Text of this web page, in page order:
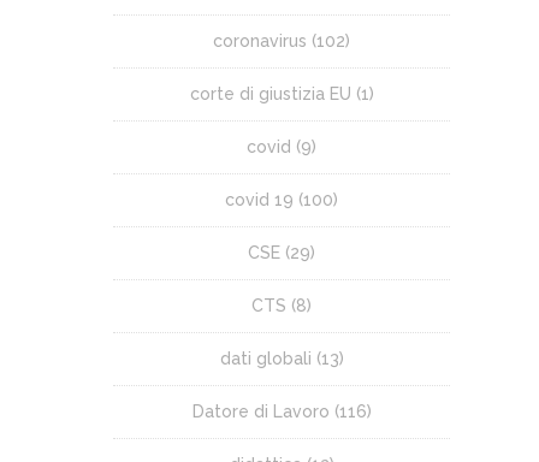
coronavirus (102)
corte di giustizia EU (1)
covid (9)
covid 19 (100)
CSE (29)
CTS (8)
dati globali (13)
Datore di Lavoro (116)